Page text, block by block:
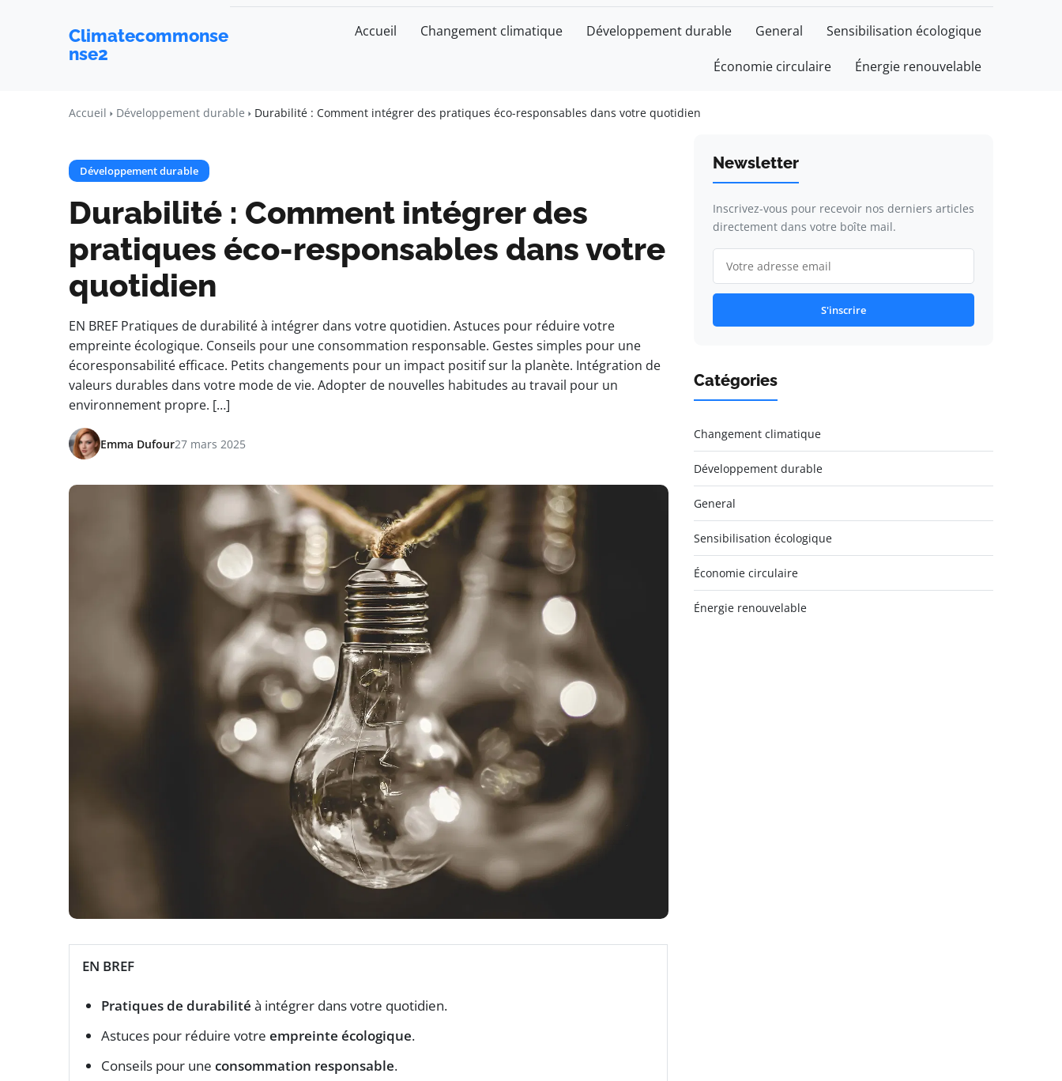
Climatecommonse
nse2
Accueil Changement climatique Développement durable General Sensibilisation écologique
Économie circulaire Énergie renouvelable
Accueil Développement durable Durabilité : Comment intégrer des pratiques éco-responsables dans votre quotidien
Développement durable
Durabilité : Comment intégrer des
pratiques éco-responsables dans votre
quotidien
EN BREF Pratiques de durabilité à intégrer dans votre quotidien. Astuces pour réduire votre
empreinte écologique. Conseils pour une consommation responsable. Gestes simples pour une
écoresponsabilité efficace. Petits changements pour un impact positif sur la planète. Intégration de
valeurs durables dans votre mode de vie. Adopter de nouvelles habitudes au travail pour un
environnement propre. […]
Emma Dufour27 mars 2025
EN BREF
Pratiques de durabilité à intégrer dans votre quotidien.
Astuces pour réduire votre empreinte écologique.
Conseils pour une consommation responsable.
Newsletter
Inscrivez-vous pour recevoir nos derniers articles
directement dans votre boîte mail.
S'inscrire
Catégories
Changement climatique
Développement durable
General
Sensibilisation écologique
Économie circulaire
Énergie renouvelable